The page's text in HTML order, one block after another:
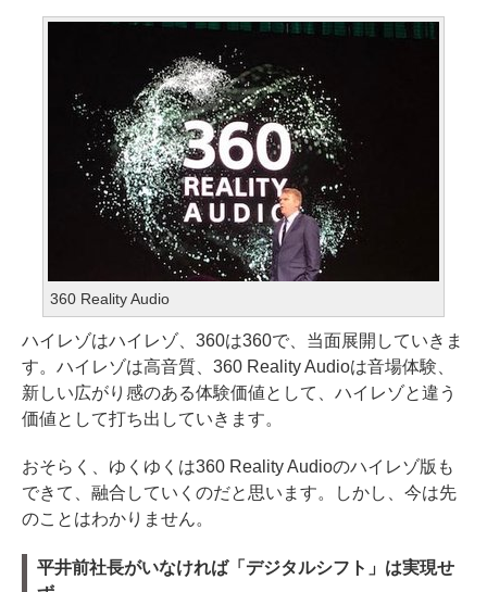
360 Reality Audio
ハイレゾはハイレゾ、360は360で、当面展開していきま
す。ハイレゾは高音質、360 Reality Audioは音場体験、
新しい広がり感のある体験価値として、ハイレゾと違う
価値として打ち出していきます。
おそらく、ゆくゆくは360 Reality Audioのハイレゾ版も
できて、融合していくのだと思います。しかし、今は先
のことはわかりません。
平井前社長がいなければ「デジタルシフト」は実現せ